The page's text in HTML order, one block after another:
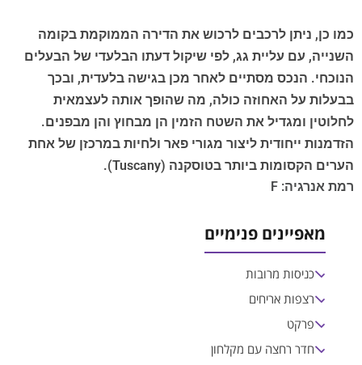
כמו כן, ניתן לרכבים לרכוש את הדירה הממוקמת בקומה
השנייה, עם עליית גג, לפי שיקול דעתו הבלעדי של הבעלים
הנוכחי. הנכס מסתיים לאחר מכן בגישה בלעדית, ובכך
בבעלות על האחוזה כולה, מה שהופך אותה לעצמאית
לחלוטין ומגדיל את השטח הזמין הן מבחוץ והן מבפנים.
הזדמנות ייחודית ליצור מגורי פאר ולחיות במרכזן של אחת
הערים הקסומות ביותר בטוסקנה (Tuscany).
רמת אנרגיה: F
מאפיינים פנימיים
כניסות מרובות
רצפות אריחים
פרקט
חדר רחצה עם מקלחון